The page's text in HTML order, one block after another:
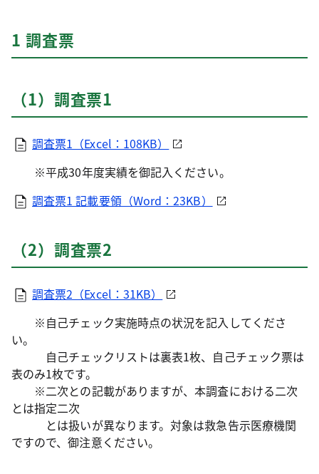
1 調査票
（1）調査票1
調査票1（Excel：108KB）
※平成30年度実績を御記入ください。
調査票1 記載要領（Word：23KB）
（2）調査票2
調査票2（Excel：31KB）
※自己チェック実施時点の状況を記入してくださ
い。
自己チェックリストは裏表1枚、自己チェック票は
表のみ1枚です。
※二次との記載がありますが、本調査における二次
とは指定二次
とは扱いが異なります。対象は救急告示医療機関
ですので、御注意ください。